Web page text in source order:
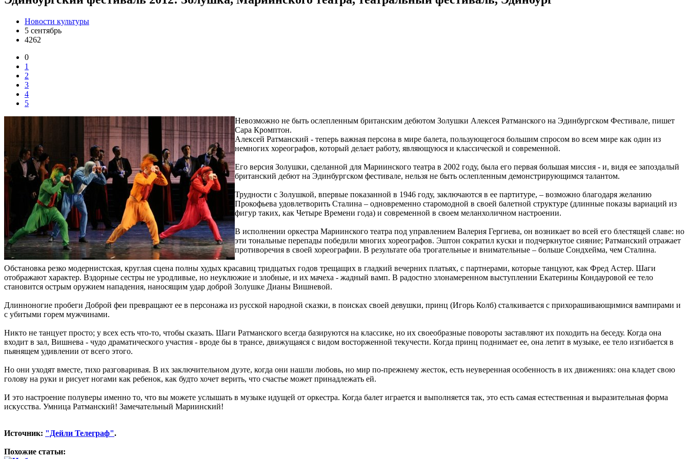
Новости культуры
5 сентябрь
4262
0
1
2
3
4
5
Невозможно не быть ослепленным британским дебютом Золушки Алексея Ратманского на Эдинбургском Фестивале, пишет
Сара Кромптон.
Алексей Ратманский - теперь важная персона в мире балета, пользующегося большим спросом во всем мире как один из
немногих хореографов, который делает работу, являющуюся и классической и современной.
Его версия Золушки, сделанной для Мариинского театра в 2002 году, была его первая большая миссия - и, видя ее запоздалый
британский дебют на Эдинбургском фестивале, нельзя не быть ослепленным демонстрирующимся талантом.
Трудности с Золушкой, впервые показанной в 1946 году, заключаются в ее партитуре, – возможно благодаря желанию
Прокофьева удовлетворить Сталина – одновременно старомодной в своей балетной структуре (длинные показы вариаций из
фигур таких, как Четыре Времени года) и современной в своем меланхоличном настроении.
В исполнении оркестра Мариинского театра под управлением Валерия Гергиева, он возникает во всей его блестящей славе: но
эти тональные перепады победили многих хореографов. Эштон сократил куски и подчеркнутое сияние; Ратманский отражает
противоречия в своей хореографии. В результате оба трогательные и внимательные – больше Сондхейма, чем Сталина.
Обстановка резко модернистская, круглая сцена полны худых красавиц тридцатых годов трещащих в гладкий вечерних платьях, с партнерами, которые танцуют, как Фред Астер. Шаги
отображают характер. Вздорные сестры не уродливые, но неуклюжие и злобные, и их мачеха - жадный вамп. В радостно злонамеренном выступлении Екатерины Кондауровой ее тело
становится острым оружием нападения, наносящим удар доброй Золушке Дианы Вишневой.
Длинноногие пробеги Доброй феи превращают ее в персонажа из русской народной сказки, в поисках своей девушки, принц (Игорь Колб) сталкивается с прихорашивающимися вампирами и
с убитыми горем мужчинами.
Никто не танцует просто; у всех есть что-то, чтобы сказать. Шаги Ратманского всегда базируются на классике, но их своеобразные повороты заставляют их походить на беседу. Когда она
входит в зал, Вишнева - чудо драматического участия - вроде бы в трансе, движущаяся с видом восторженной текучести. Когда принц поднимает ее, она летит в музыке, ее тело изгибается в
пьянящем удивлении от всего этого.
Но они уходят вместе, тихо разговаривая. В их заключительном дуэте, когда они нашли любовь, но мир по-прежнему жесток, есть неуверенная особенность в их движениях: она кладет свою
голову на руки и рисует ногами как ребенок, как будто хочет верить, что счастье может принадлежать ей.
И это настроение полуверы именно то, что вы можете услышать в музыке идущей от оркестра. Когда балет играется и выполняется так, это есть самая естественная и выразительная форма
искусства. Умница Ратманский! Замечательный Мариинский!
Источник: "Дейли Телеграф".
Похожие статьи: